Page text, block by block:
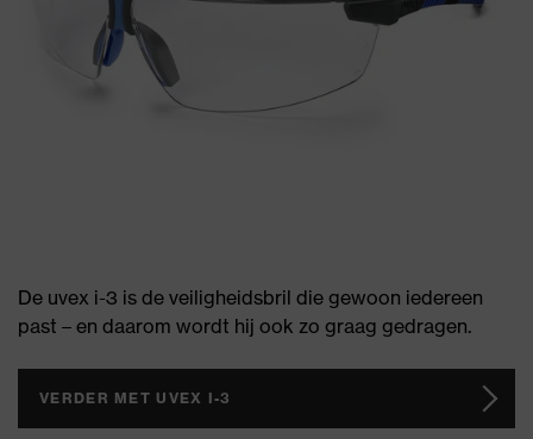
De uvex i-3 is de veiligheidsbril die gewoon iedereen
past – en daarom wordt hij ook zo graag gedragen.
VERDER MET UVEX I-3